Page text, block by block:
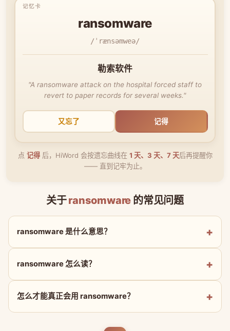
ransomware
/ˈrænsəmweə/
勒索软件
"A ransomware attack on the hospital forced staff to
revert to paper records for several weeks."
又忘了 记得
点 记得后，HiWord 会按遗忘曲线在 1 天、3 天、7 天后再提醒你
—— 直到记牢为止。
关于ransomware 的常见问题
ransomware 是什么意思？
ransomware 怎么读？
怎么才能真正会用 ransomware？